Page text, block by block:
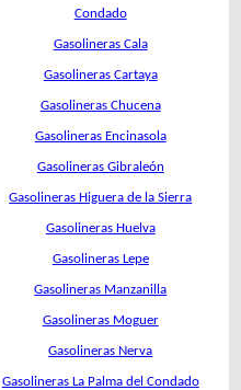
Condado
Gasolineras Cala
Gasolineras Cartaya
Gasolineras Chucena
Gasolineras Encinasola
Gasolineras Gibraleón
Gasolineras Higuera de la Sierra
Gasolineras Huelva
Gasolineras Lepe
Gasolineras Manzanilla
Gasolineras Moguer
Gasolineras Nerva
Gasolineras La Palma del Condado